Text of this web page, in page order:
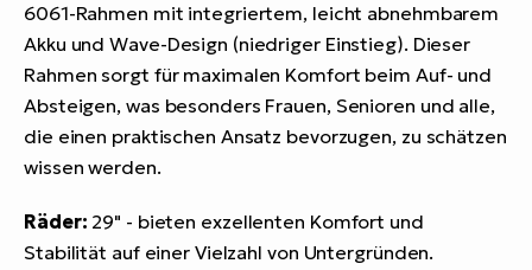
6061-Rahmen mit integriertem, leicht abnehmbarem
Akku und Wave-Design (niedriger Einstieg). Dieser
Rahmen sorgt für maximalen Komfort beim Auf- und
Absteigen, was besonders Frauen, Senioren und alle,
die einen praktischen Ansatz bevorzugen, zu schätzen
wissen werden.
Räder: 29" - bieten exzellenten Komfort und
Stabilität auf einer Vielzahl von Untergründen.